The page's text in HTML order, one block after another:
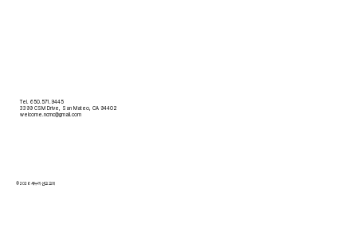
Tel. 650.571.9445
3399 CSM Drive, San Mateo, CA 94402
welcome.ncmc@gmail.com
© 2026 새누리 선교 교회